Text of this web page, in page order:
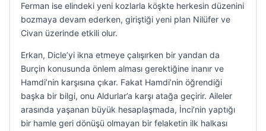
Ferman ise elindeki yeni kozlarla köşkte herkesin düzenini
bozmaya devam ederken, giriştiği yeni plan Nilüfer ve
Civan üzerinde etkili olur.
Erkan, Dicle’yi ikna etmeye çalışırken bir yandan da
Burçin konusunda önlem alması gerektiğine inanır ve
Hamdi’nin karşısına çıkar. Fakat Hamdi’nin öğrendiği
başka bir bilgi, onu Aldurlar’a karşı atağa geçirir. Aileler
arasında yaşanan büyük hesaplaşmada, İnci’nin yaptığı
bir hamle geri dönüşü olmayan bir felaketin ilk halkası